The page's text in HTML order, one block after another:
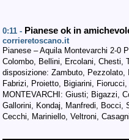
0:11 - Pianese ok in
corrieretoscano.it
Pianese – Aquila Montevarchi 2-0
Colombo, Bellini, Ercolani, Chesti,
disposizione: Zambuto,
Fabrizi, Proietto, Bigiarini,
MONTEVARCHI: Giusti; Bigazzi,
Gallorini, Kondaj, Manfredi, Bocci,
Cecchi, Mariniello, Veltroni,